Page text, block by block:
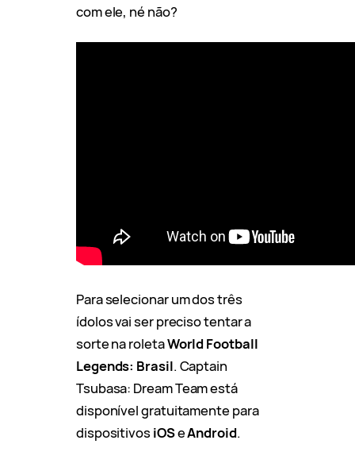
com ele, né não?
Para selecionar um dos três
ídolos vai ser preciso tentar a
sorte na roletaWorld Football
Legends: Brasil. Captain
Tsubasa: Dream Team está
disponível gratuitamente para
dispositivosiOSeAndroid.